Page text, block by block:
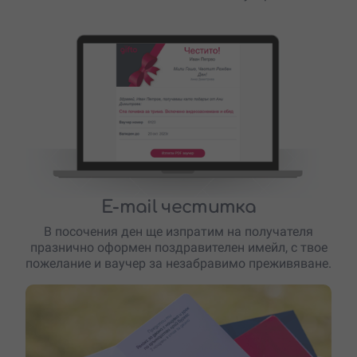
E-mail честитка
В посочения ден ще изпратим на получателя
празнично оформен поздравителен имейл, с твое
пожелание и ваучер за незабравимо преживяване.